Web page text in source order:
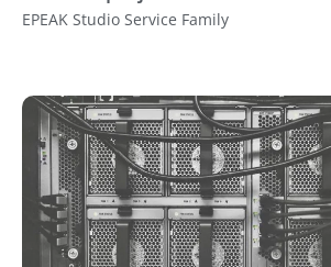
EPEAK Studio Service Family